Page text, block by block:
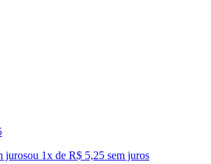
jurosou 1x de R$ 5,25 sem juros